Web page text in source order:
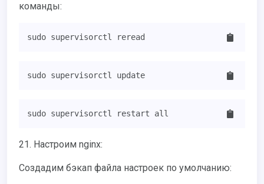
команды:
sudo supervisorctl reread
sudo supervisorctl update
sudo supervisorctl restart all
21. Настроим nginx:
Создадим бэкап файла настроек по умолчанию: